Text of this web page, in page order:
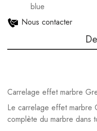
blue
Nous contacter
Carrelage effet marbre
Le carrelage effet marbre
complète du marbre dans